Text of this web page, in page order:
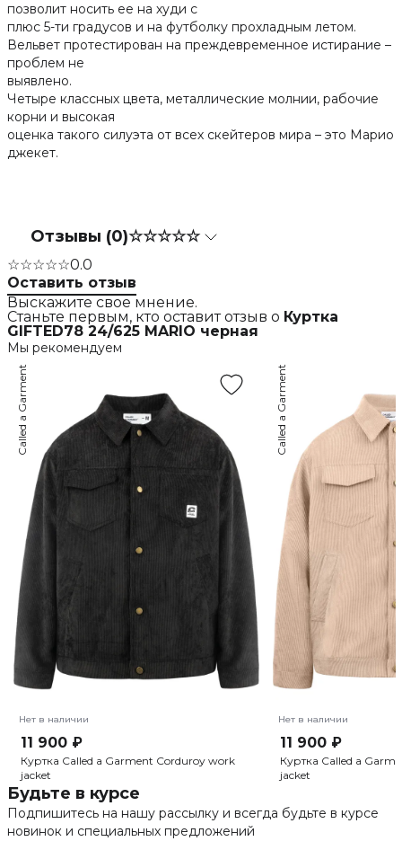
позволит носить ее на худи с
плюс 5-ти градусов и на футболку прохладным летом.
Вельвет протестирован на преждевременное истирание –
проблем не
выявлено.
Четыре классных цвета, металлические молнии, рабочие
корни и высокая
оценка такого силуэта от всех скейтеров мира – это Марио
джекет.
Отзывы (0)☆☆☆☆☆
☆☆☆☆☆0.0
Оставить отзыв
Выскажите свое мнение.
Станьте первым, кто оставит отзыв о Куртка
GIFTED78 24/625 MARIO черная
Мы рекомендуем
Нет в наличии
Called a Garment
11 900 ₽
Куртка Called a Garment Corduroy work
jacket
Нет в наличии
Called a Garment
11 900 ₽
Куртка Called a
jacket
Будьте в курсе
Подпишитесь на нашу рассылку и всегда будьте в курсе
новинок и специальных предложений